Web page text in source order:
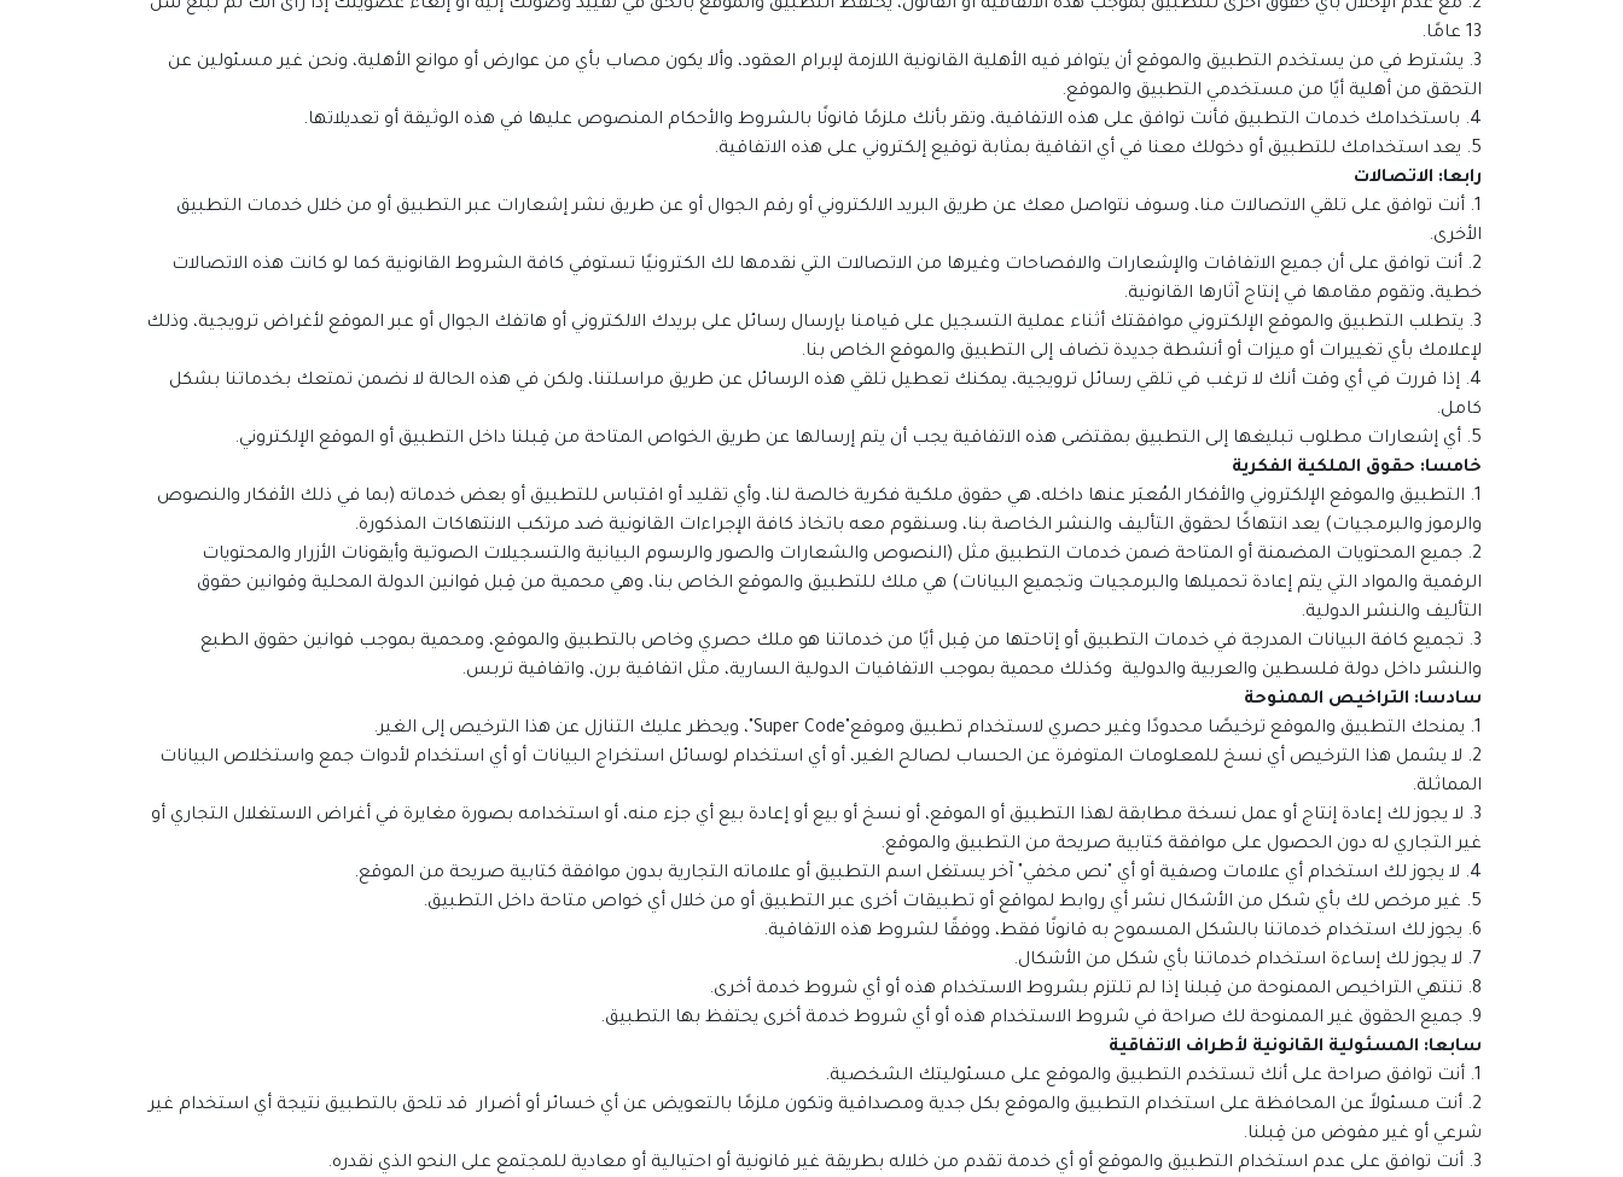
2. مع عدم الإخلال بأي حقوق أخرى للتطبيق بموجب هذه الاتفاقية أو القانون، يحتفظ التطبيق والموقع بالحق في تقييد وصولك إليه أو إلغاء عضويتك إذا رأى أنك لم تبلغ سن
13 عامًا.
3. يشترط في من يستخدم التطبيق والموقع أن يتوافر فيه الأهلية القانونية اللازمة لإبرام العقود، وألا يكون مصاب بأي من عوارض أو موانع الأهلية، ونحن غير مسئولين عن
التحقق من أهلية أيًا من مستخدمي التطبيق والموقع.
4. باستخدامك خدمات التطبيق فأنت توافق على هذه الاتفاقية، وتقر بأنك ملزمًا قانونًا بالشروط والأحكام المنصوص عليها في هذه الوثيقة أو تعديلاتها.
5. يعد استخدامك للتطبيق أو دخولك معنا في أي اتفاقية بمثابة توقيع إلكتروني على هذه الاتفاقية.
رابعا: الاتصالات
1. أنت توافق على تلقي الاتصالات منا، وسوف نتواصل معك عن طريق البريد الالكتروني أو رقم الجوال أو عن طريق نشر إشعارات عبر التطبيق أو من خلال خدمات التطبيق
الأخرى.
2. أنت توافق على أن جميع الاتفاقات والإشعارات والافصاحات وغيرها من الاتصالات التي نقدمها لك الكترونيًا تستوفي كافة الشروط القانونية كما لو كانت هذه الاتصالات
خطية، وتقوم مقامها في إنتاج آثارها القانونية.
3. يتطلب التطبيق والموقع الإلكتروني موافقتك أثناء عملية التسجيل على قيامنا بإرسال رسائل على بريدك الالكتروني أو هاتفك الجوال أو عبر الموقع لأغراض ترويجية، وذلك
لإعلامك بأي تغييرات أو ميزات أو أنشطة جديدة تضاف إلى التطبيق والموقع الخاص بنا.
4. إذا قررت في أي وقت أنك لا ترغب في تلقي رسائل ترويجية، يمكنك تعطيل تلقي هذه الرسائل عن طريق مراسلتنا، ولكن في هذه الحالة لا نضمن تمتعك بخدماتنا بشكل
كامل.
5. أي إشعارات مطلوب تبليغها إلى التطبيق بمقتضى هذه الاتفاقية يجب أن يتم إرسالها عن طريق الخواص المتاحة من قِبلنا داخل التطبيق أو الموقع الإلكتروني.
خامسا: حقوق الملكية الفكرية
1. التطبيق والموقع الإلكتروني والأفكار المُعبَر عنها داخله، هي حقوق ملكية فكرية خالصة لنا، وأي تقليد أو اقتباس للتطبيق أو بعض خدماته (بما في ذلك الأفكار والنصوص
والرموز والبرمجيات) يعد انتهاكًا لحقوق التأليف والنشر الخاصة بنا، وسنقوم معه باتخاذ كافة الإجراءات القانونية ضد مرتكب الانتهاكات المذكورة.
2. جميع المحتويات المضمنة أو المتاحة ضمن خدمات التطبيق مثل (النصوص والشعارات والصور والرسوم البيانية والتسجيلات الصوتية وأيقونات الأزرار والمحتويات
الرقمية والمواد التي يتم إعادة تحميلها والبرمجيات وتجميع البيانات) هي ملك للتطبيق والموقع الخاص بنا، وهي محمية من قِبل قوانين الدولة المحلية وقوانين حقوق
التأليف والنشر الدولية.
3. تجميع كافة البيانات المدرجة في خدمات التطبيق أو إتاحتها من قِبل أيًا من خدماتنا هو ملك حصري وخاص بالتطبيق والموقع، ومحمية بموجب قوانين حقوق الطبع
والنشر داخل دولة فلسطين والعربية والدولية وكذلك محمية بموجب الاتفاقيات الدولية السارية، مثل اتفاقية برن، واتفاقية تربس.
سادسا: التراخيص الممنوحة
1. يمنحك التطبيق والموقع ترخيصًا محدودًا وغير حصري لاستخدام تطبيق وموقع"Super Code"، ويحظر عليك التنازل عن هذا الترخيص إلى الغير.
2. لا يشمل هذا الترخيص أي نسخ للمعلومات المتوفرة عن الحساب لصالح الغير، أو أي استخدام لوسائل استخراج البيانات أو أي استخدام لأدوات جمع واستخلاص البيانات
المماثلة.
3. لا يجوز لك إعادة إنتاج أو عمل نسخة مطابقة لهذا التطبيق أو الموقع، أو نسخ أو بيع أو إعادة بيع أي جزء منه، أو استخدامه بصورة مغايرة في أغراض الاستغلال التجاري أو
غير التجاري له دون الحصول على موافقة كتابية صريحة من التطبيق والموقع.
4. لا يجوز لك استخدام أي علامات وصفية أو أي "نص مخفي" آخر يستغل اسم التطبيق أو علاماته التجارية بدون موافقة كتابية صريحة من الموقع.
5. غير مرخص لك بأي شكل من الأشكال نشر أي روابط لمواقع أو تطبيقات أخرى عبر التطبيق أو من خلال أي خواص متاحة داخل التطبيق.
6. يجوز لك استخدام خدماتنا بالشكل المسموح به قانونًا فقط، ووفقًا لشروط هذه الاتفاقية.
7. لا يجوز لك إساءة استخدام خدماتنا بأي شكل من الأشكال.
8. تنتهي التراخيص الممنوحة من قِبلنا إذا لم تلتزم بشروط الاستخدام هذه أو أي شروط خدمة أخرى.
9. جميع الحقوق غير الممنوحة لك صراحة في شروط الاستخدام هذه أو أي شروط خدمة أخرى يحتفظ بها التطبيق.
سابعا: المسئولية القانونية لأطراف الاتفاقية
1. أنت توافق صراحة على أنك تستخدم التطبيق والموقع على مسئوليتك الشخصية.
2. أنت مسئولاً عن المحافظة على استخدام التطبيق والموقع بكل جدية ومصداقية وتكون ملزمًا بالتعويض عن أي خسائر أو أضرار قد تلحق بالتطبيق نتيجة أي استخدام غير
شرعي أو غير مفوض من قِبلنا.
3. أنت توافق على عدم استخدام التطبيق والموقع أو أي خدمة تقدم من خلاله بطريقة غير قانونية أو احتيالية أو معادية للمجتمع على النحو الذي نقدره.